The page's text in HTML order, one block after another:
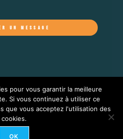
UN MESSAGE
à Boulingue
légales
de confidentialité
🤍 par Com(e)
pour vous garantir la meilleure
Si vous continuez à utiliser ce
que vous acceptez l'utilisation des
cookies.
OK